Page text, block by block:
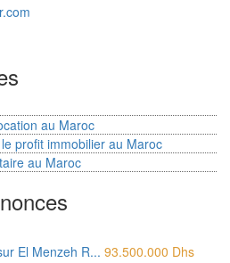
au Maroc
profit immobilier au Maroc
au Maroc
El Menzeh R... 93.500.000 Dhs